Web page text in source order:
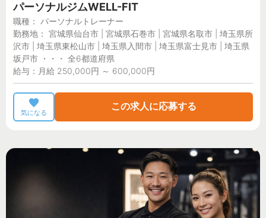
パーソナルジムWELL-FIT
職種： パーソナルトレーナー
勤務地： 宮城県仙台市 | 宮城県石巻市 | 宮城県名取市 | 埼玉県所
沢市 | 埼玉県東松山市 | 埼玉県入間市 | 埼玉県富士見市 | 埼玉県
坂戸市 ・・・ 全6都道府県
給与：月給 250,000円 ～ 600,000円
気になる
この求人に応募する